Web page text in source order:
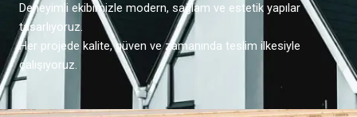
Deneyimli ekibimizle modern, sağlam ve estetik yapılar
tasarlıyoruz.
Her projede kalite, güven ve zamanında teslim ilkesiyle
çalışıyoruz.